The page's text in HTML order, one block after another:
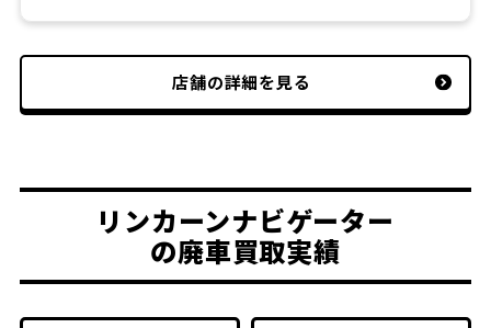
店舗の詳細を見る
リンカーンナビゲーター
の廃車買取実績